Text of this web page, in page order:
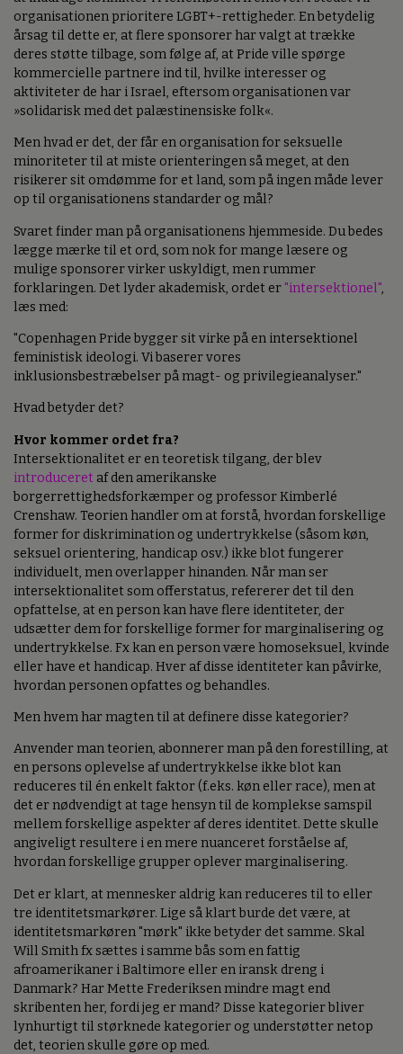
organisationen prioritere LGBT+-rettigheder. En betydelig
årsag til dette er, at flere sponsorer har valgt at trække
deres støtte tilbage, som følge af, at Pride ville spørge
kommercielle partnere ind til, hvilke interesser og
aktiviteter de har i Israel, eftersom organisationen var
»solidarisk med det palæstinensiske folk«.
Men hvad er det, der får en organisation for seksuelle
minoriteter til at miste orienteringen så meget, at den
risikerer sit omdømme for et land, som på ingen måde lever
op til organisationens standarder og mål?
Svaret finder man på organisationens hjemmeside. Du bedes
lægge mærke til et ord, som nok for mange læsere og
mulige sponsorer virker uskyldigt, men rummer
forklaringen. Det lyder akademisk, ordet er "intersektionel",
læs med:
"Copenhagen Pride bygger sit virke på en intersektionel
feministisk ideologi. Vi baserer vores
inklusionsbestræbelser på magt- og privilegieanalyser."
Hvad betyder det?
Hvor kommer ordet fra?
Intersektionalitet er en teoretisk tilgang, der blev
introduceret af den amerikanske
borgerrettighedsforkæmper og professor Kimberlé
Crenshaw. Teorien handler om at forstå, hvordan forskellige
former for diskrimination og undertrykkelse (såsom køn,
seksuel orientering, handicap osv.) ikke blot fungerer
individuelt, men overlapper hinanden. Når man ser
intersektionalitet som offerstatus, refererer det til den
opfattelse, at en person kan have flere identiteter, der
udsætter dem for forskellige former for marginalisering og
undertrykkelse. Fx kan en person være homoseksuel, kvinde
eller have et handicap. Hver af disse identiteter kan påvirke,
hvordan personen opfattes og behandles.
Men hvem har magten til at definere disse kategorier?
Anvender man teorien, abonnerer man på den forestilling, at
en persons oplevelse af undertrykkelse ikke blot kan
reduceres til én enkelt faktor (f.eks. køn eller race), men at
det er nødvendigt at tage hensyn til de komplekse samspil
mellem forskellige aspekter af deres identitet. Dette skulle
angiveligt resultere i en mere nuanceret forståelse af,
hvordan forskellige grupper oplever marginalisering.
Det er klart, at mennesker aldrig kan reduceres til to eller
tre identitetsmarkører. Lige så klart burde det være, at
identitetsmarkøren "mørk" ikke betyder det samme. Skal
Will Smith fx sættes i samme bås som en fattig
afroamerikaner i Baltimore eller en iransk dreng i
Danmark? Har Mette Frederiksen mindre magt end
skribenten her, fordi jeg er mand? Disse kategorier bliver
lynhurtigt til størknede kategorier og understøtter netop
det, teorien skulle gøre op med.